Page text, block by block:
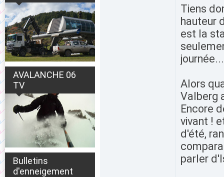
AVALANCHE 06
TV
Bulletins
d'enneigement
Tiens
hauteur
est la
journée...
Alors
Valberg
Encore
vivant !
d'été,
parler